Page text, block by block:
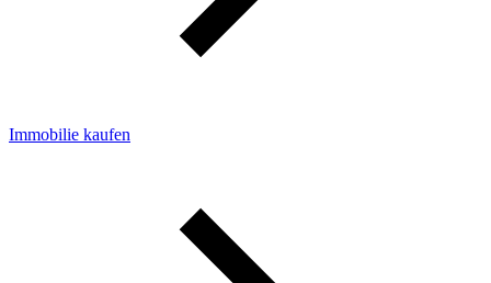
Immobilie kaufen